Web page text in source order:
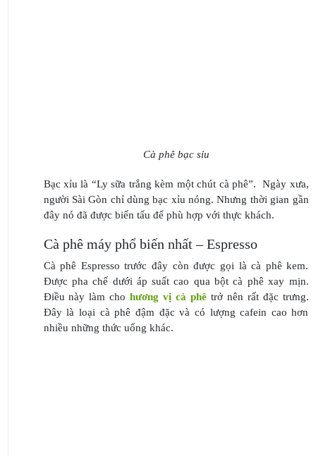
Cà phê bạc sỉu
Bạc xỉu là “Ly sữa trắng kèm một chút cà phê”. Ngày xưa,
người Sài Gòn chỉ dùng bạc xỉu nóng. Nhưng thời gian gần
đây nó đã được biến tấu để phù hợp với thực khách.
Cà phê máy phổ biến nhất – Espresso
Cà phê Espresso trước đây còn được gọi là cà phê kem.
Được pha chế dưới áp suất cao qua bột cà phê xay mịn.
Điều này làm chohương vị cà phêtrở nên rất đặc trưng.
Đây là loại cà phê đậm đặc và có lượng cafein cao hơn
nhiều những thức uống khác.